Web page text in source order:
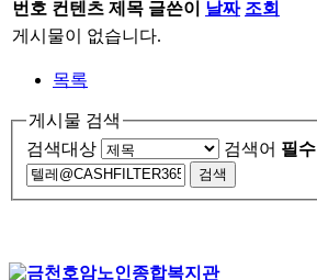
번호 컨텐츠 제목 글쓴이 날짜 조회
게시물이 없습니다.
목록
게시물 검색
검색대상
검색어 필수